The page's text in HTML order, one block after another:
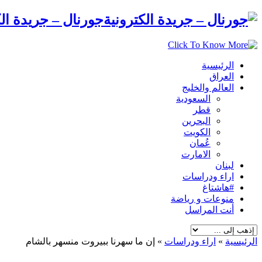
جورنال – جريدة
الرئيسية
العراق
العالم والخليج
السعودية
قطر
البحرين
الكويت
عُمان
الامارت
لبنان
اراء ودراسات
#هاشتاغ
منوعات و رياضة
أنت المراسل
الرئيسية » اراء ودراسات » إن ما سهرنا ببيروت منسهر بالشام